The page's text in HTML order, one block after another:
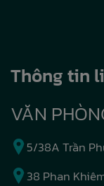
Thông tin
VĂN
5/38A Trần
38 Phan